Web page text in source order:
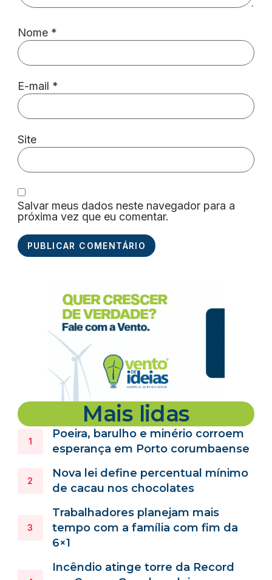
Nome *
E-mail *
Site
Salvar meus dados neste navegador para a
próxima vez que eu comentar.
Mais lidas
Poeira, barulho e minério corroem
esperança em Porto corumbaense
Nova lei define percentual mínimo
de cacau nos chocolates
Trabalhadores planejam mais
tempo com a família com fim da
6×1
Incêndio atinge torre da Record